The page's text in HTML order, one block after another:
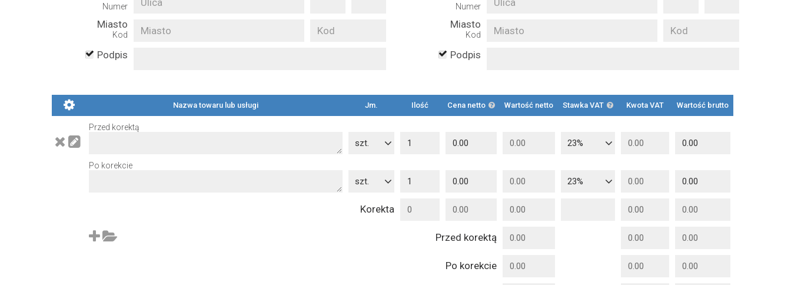
Numer
Miasto
Kod
Podpis
Numer
Miasto
Kod
Podpis
Nazwa towaru lub usługi Jm. Ilość Cena netto Wartość netto Stawka VAT Kwota VAT Wartość brutto
Przed korektą
szt. 23%
Po korekcie
szt. 23%
Korekta
Przed korektą
Po korekcie